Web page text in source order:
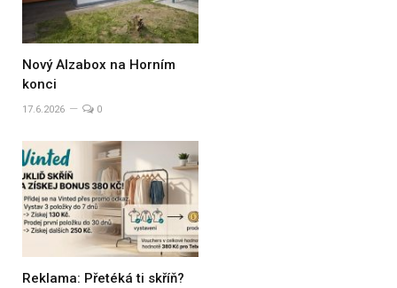
Nový Alzabox na Horním
konci
17.6.2026 0
Reklama: Přetéká ti skříň?